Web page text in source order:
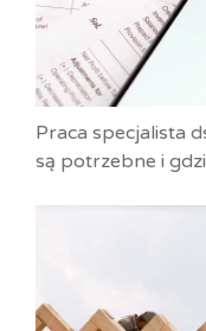
Praca specjalista
są potrzebne i